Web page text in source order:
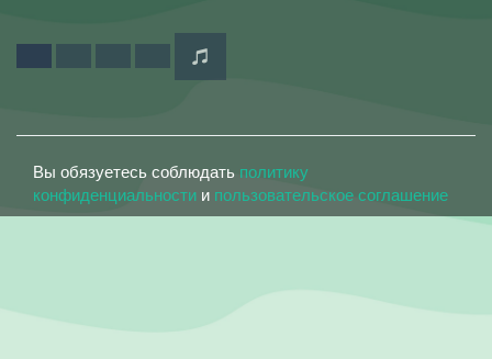
Вы обязуетесь соблюдать политику
конфиденциальности и пользовательское соглашение